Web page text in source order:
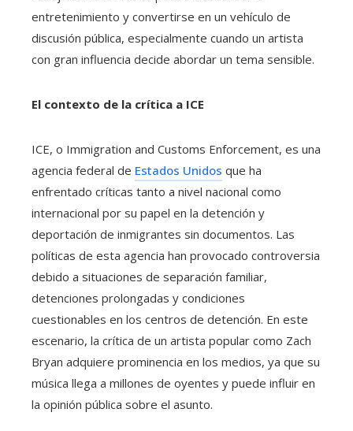
entretenimiento y convertirse en un vehículo de
discusión pública, especialmente cuando un artista
con gran influencia decide abordar un tema sensible.
El contexto de la crítica a ICE
ICE, o Immigration and Customs Enforcement, es una
agencia federal de Estados Unidos que ha
enfrentado críticas tanto a nivel nacional como
internacional por su papel en la detención y
deportación de inmigrantes sin documentos. Las
políticas de esta agencia han provocado controversia
debido a situaciones de separación familiar,
detenciones prolongadas y condiciones
cuestionables en los centros de detención. En este
escenario, la crítica de un artista popular como Zach
Bryan adquiere prominencia en los medios, ya que su
música llega a millones de oyentes y puede influir en
la opinión pública sobre el asunto.